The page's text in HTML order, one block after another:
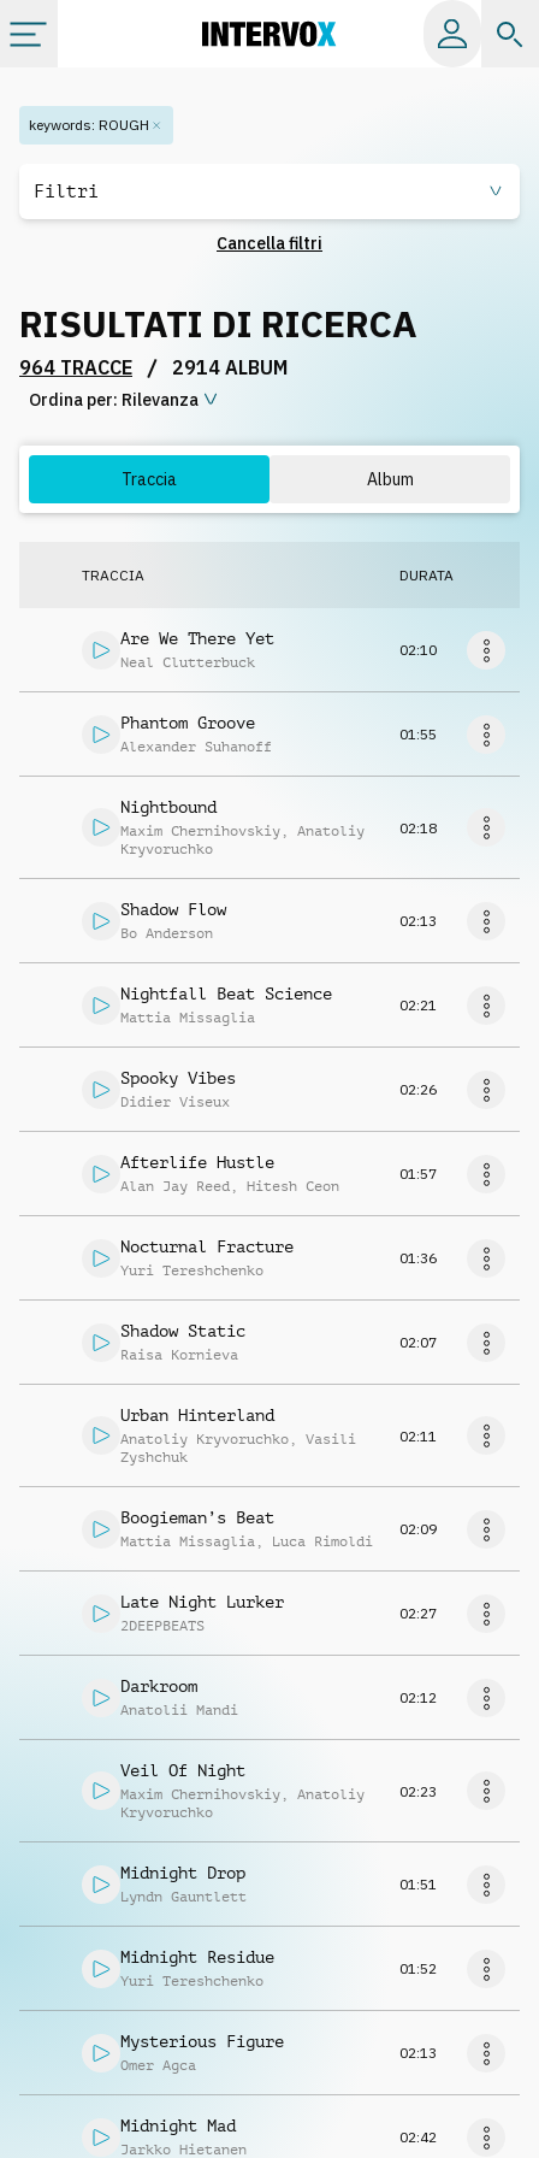
Categorie
Playlist
Licenze
keywords: ROUGH
Filtri
Cancella filtri
RISULTATI DI RICERCA
964 TRACCE / 2914 ALBUM
Ordina per: Rilevanza
Traccia Album
TRACCIA DURATA
Are We There Yet
Neal Clutterbuck
02:10
Phantom Groove
Alexander Suhanoff
01:55
Nightbound
Maxim Chernihovskiy , Anatoliy
Kryvoruchko
02:18
Shadow Flow
Bo Anderson
02:13
Nightfall Beat Science
Mattia Missaglia
02:21
Spooky Vibes
Didier Viseux
02:26
Afterlife Hustle
Alan Jay Reed , Hitesh Ceon
01:57
Nocturnal Fracture
Yuri Tereshchenko
01:36
Shadow Static
Raisa Kornieva
02:07
Urban Hinterland
Anatoliy Kryvoruchko , Vasili
Zyshchuk
02:11
Boogieman’s Beat
Mattia Missaglia , Luca Rimoldi
02:09
Late Night Lurker
2DEEPBEATS
02:27
Darkroom
Anatolii Mandi
02:12
Veil Of Night
Maxim Chernihovskiy , Anatoliy
Kryvoruchko
02:23
Midnight Drop
Lyndn Gauntlett
01:51
Midnight Residue
Yuri Tereshchenko
01:52
Mysterious Figure
Omer Agca
02:13
Midnight Mad
Jarkko Hietanen
02:42